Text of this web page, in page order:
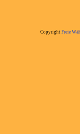
Copyright Freie